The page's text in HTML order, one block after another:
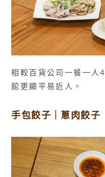
相較百貨公司一餐一
館更顯平易近人。
手包餃子｜蔥肉餃子